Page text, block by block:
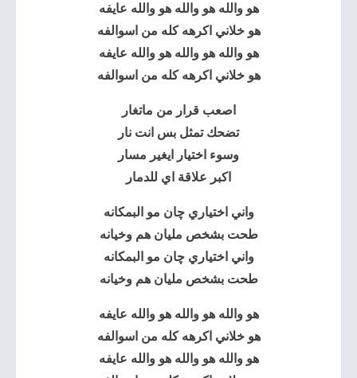
هو والله هو والله هو والله عايفه
هو خلاني اكرهه كله من اسوالفه
هو والله هو والله هو والله عايفه
هو خلاني اكرهه كله من اسوالفه
اصعب قرار من ماتغار
تضحك تمثل بس انت نار
وسوء اختيار ايغير مسار
اكبر علاقة اي للدمار
واني اختياري چان مو البمكانه
طحت بشخص مليان هم وخيانه
واني اختياري چان مو البمكانه
طحت بشخص مليان هم وخيانه
هو والله هو والله هو والله عايفه
هو خلاني اكرهه كله من اسوالفه
هو والله هو والله هو والله عايفه